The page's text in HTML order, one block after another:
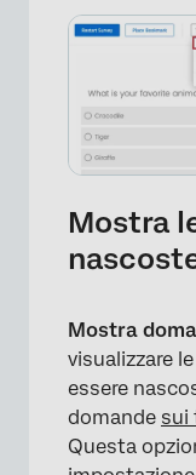
Mostra
Mostra
visualizzare
essere
domande sui
Questa